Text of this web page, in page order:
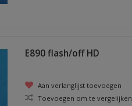
E890 flash/off HD
Aan verlanglijst toevoegen
Toevoegen om te vergelijken